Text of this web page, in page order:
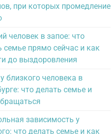
при которых промедление
человек в запое: что
семье прямо сейчас и как
до выздоровления
близкого человека в
что делать семье и
зависимость у
что делать семье и как